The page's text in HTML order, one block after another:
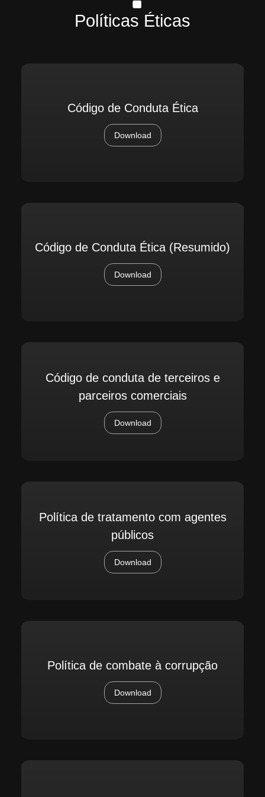
Políticas Éticas
Código de Conduta Ética
Download
Código de Conduta Ética (Resumido)
Download
Código de conduta de terceiros e
parceiros comerciais
Download
Política de tratamento com agentes
públicos
Download
Política de combate à corrupção
Download